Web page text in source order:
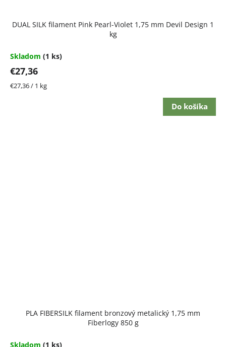
DUAL SILK filament Pink Pearl-Violet 1,75 mm Devil Design 1
kg
Skladom (1 ks)
€27,36
Jednotková
€27,36 / 1 kg
Do košíka
PLA FIBERSILK filament bronzový metalický 1,75 mm
Fiberlogy 850 g
Skladom (1 ks)